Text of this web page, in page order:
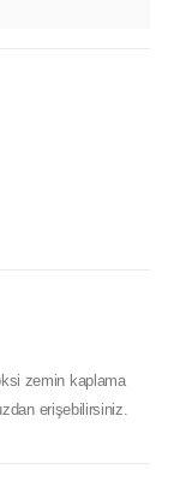
zemin kaplama
erişebilirsiniz.